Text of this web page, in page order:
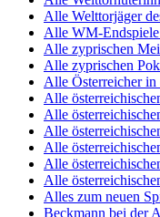
Alle Welttorjäger
Alle WM-
Alle zyprischen
Alle zyprischen
Alle Österreicher in
Alle
Alle
Alle
Alle
Alle
Alle
Alles zum neuen
Beckmann bei der